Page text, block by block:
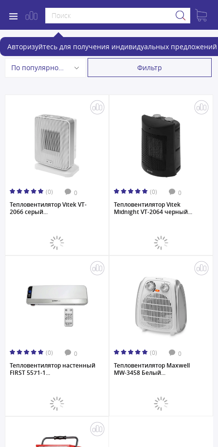
Авторизуйтесь для получения индивидуальных предложений
Тепловентиляторы
По популярности Фильтр
(0) 0
Тепловентилятор Vitek VT-
2066 серый...
(0) 0
Тепловентилятор Vitek
Midnight VT-2064 черный...
(0) 0
Тепловентилятор настенный
FIRST 5571-1...
(0) 0
Тепловентилятор Maxwell
MW-3458 Белый...